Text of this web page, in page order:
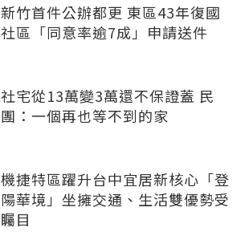
新竹首件公辦都更 東區43年復國
社區「同意率逾7成」申請送件
社宅從13萬變3萬還不保證蓋 民
團：一個再也等不到的家
機捷特區躍升台中宜居新核心「登
陽華境」坐擁交通、生活雙優勢受
矚目